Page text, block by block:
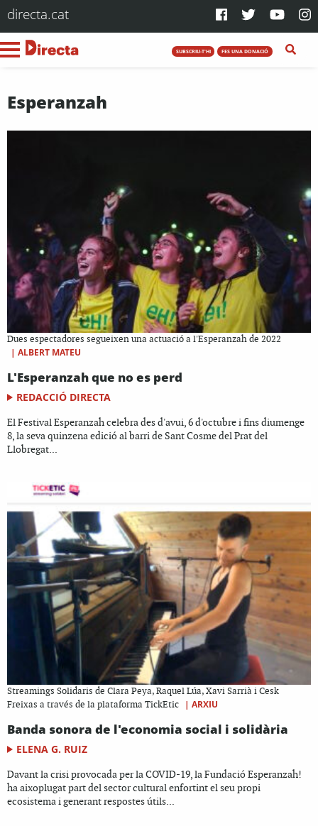
directa.cat
SUBSCRIU-T'HI FES UNA DONACIÓ
Esperanzah
Dues espectadores segueixen una actuació a l'Esperanzah de 2022
| ALBERT MATEU
L'Esperanzah que no es perd
REDACCIÓ DIRECTA
El Festival Esperanzah celebra des d'avui, 6 d'octubre i fins diumenge
8, la seva quinzena edició al barri de Sant Cosme del Prat del
Llobregat...
Streamings Solidaris de Clara Peya, Raquel Lúa, Xavi Sarrià i Cesk
Freixas a través de la plataforma TickEtic
| ARXIU
Banda sonora de l'economia social i solidària
ELENA G. RUIZ
Davant la crisi provocada per la COVID-19, la Fundació Esperanzah!
ha aixoplugat part del sector cultural enfortint el seu propi
ecosistema i generant respostes útils...